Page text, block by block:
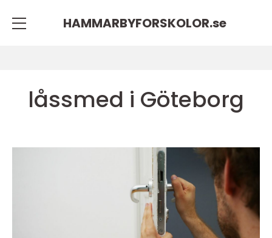
HAMMARBYFORSKOLOR.se
låssmed i Göteborg